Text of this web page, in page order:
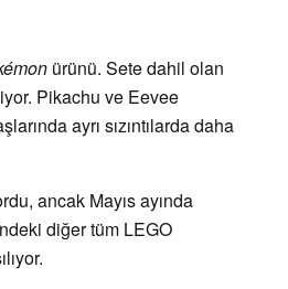
ürünü. Sete dahil olan
Pikachu ve Eevee
ayrı sızıntılarda daha
ancak Mayıs ayında
diğer tüm LEGO